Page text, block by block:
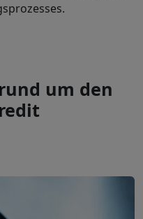
um den